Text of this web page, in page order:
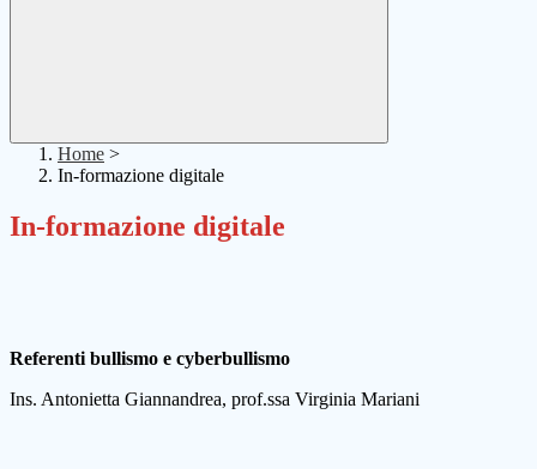
Home >
In-formazione digitale
In-formazione digitale
Referenti bullismo e cyberbullismo
Ins. Antonietta Giannandrea, prof.ssa Virginia Mariani